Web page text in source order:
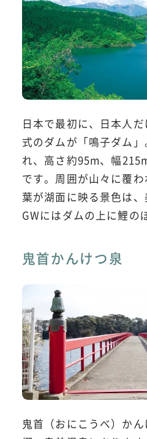
日本で最初に、日本人
式のダムが「鳴子ダム
れ、高さ約95m、幅
です。周囲が山々に覆
葉が湖面に映る景色は、
GWにはダムの上に鯉の
鬼首かんけつ泉
鬼首（おにこうべ）か